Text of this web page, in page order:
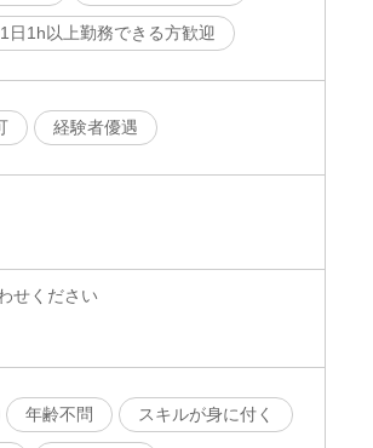
日1h以上勤務できる方歓迎
経験者優遇
せください
年齢不問 スキルが身に付く